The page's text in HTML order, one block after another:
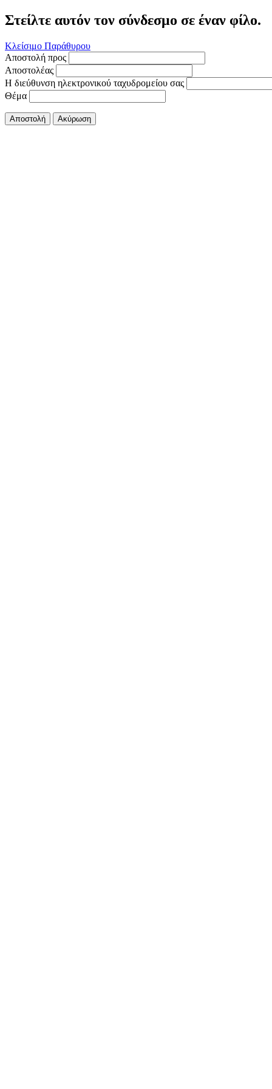
Στείλτε αυτόν τον σύνδεσμο σε έναν φίλο.
Κλείσιμο Παράθυρου
Αποστολή προς
Αποστολέας
Η διεύθυνση ηλεκτρονικού ταχυδρομείου σας
Θέμα
Αποστολή Ακύρωση